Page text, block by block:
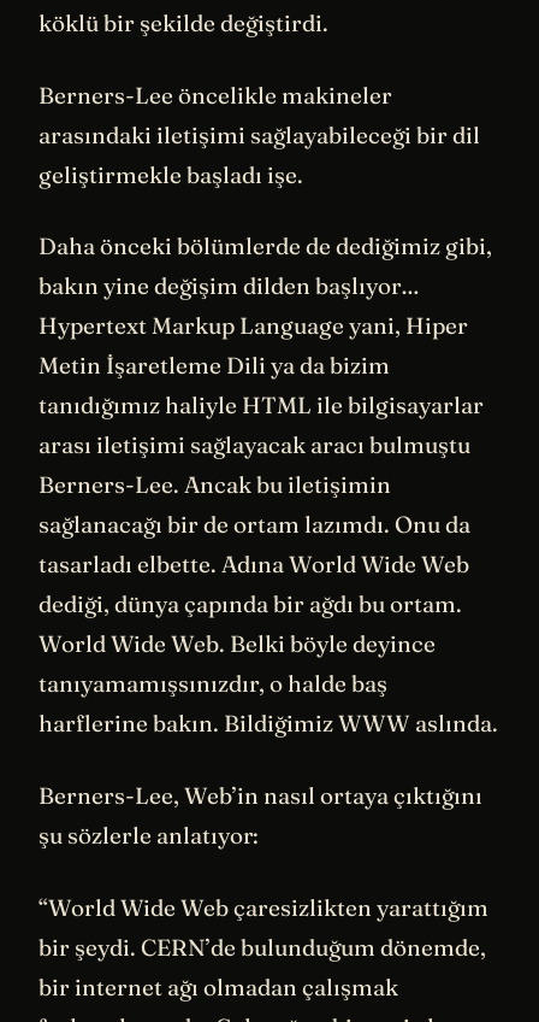
köklü bir şekilde değiştirdi.
Berners-Lee öncelikle makineler
arasındaki iletişimi sağlayabileceği bir dil
geliştirmekle başladı işe.
Daha önceki bölümlerde de dediğimiz gibi,
bakın yine değişim dilden başlıyor…
Hypertext Markup Language yani, Hiper
Metin İşaretleme Dili ya da bizim
tanıdığımız haliyle HTML ile bilgisayarlar
arası iletişimi sağlayacak aracı bulmuştu
Berners-Lee. Ancak bu iletişimin
sağlanacağı bir de ortam lazımdı. Onu da
tasarladı elbette. Adına World Wide Web
dediği, dünya çapında bir ağdı bu ortam.
World Wide Web. Belki böyle deyince
tanıyamamışsınızdır, o halde baş
harflerine bakın. Bildiğimiz WWW aslında.
Berners-Lee, Web’in nasıl ortaya çıktığını
şu sözlerle anlatıyor:
“World Wide Web çaresizlikten yarattığım
bir şeydi. CERN’de bulunduğum dönemde,
bir internet ağı olmadan çalışmak